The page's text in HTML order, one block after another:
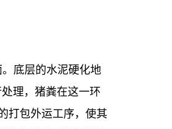
底层的水泥硬化地
理，猪粪在这一环
打包外运工序，使其